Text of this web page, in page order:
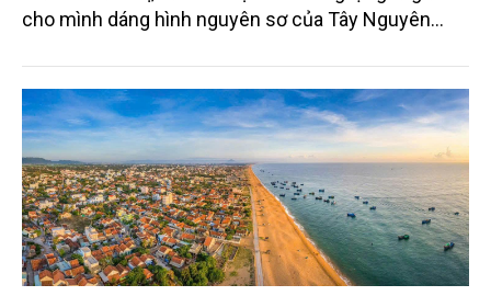
cho mình dáng hình nguyên sơ của Tây Nguyên
Ê Đê còn nép mình dưới bóng cây cổ thụ, nơi khói
bếp vẫn bay lên mỗi sớm và tiếng cồng chiêng vẫn
ngân vang trong những đêm lửa đỏ giữa đại ngàn.